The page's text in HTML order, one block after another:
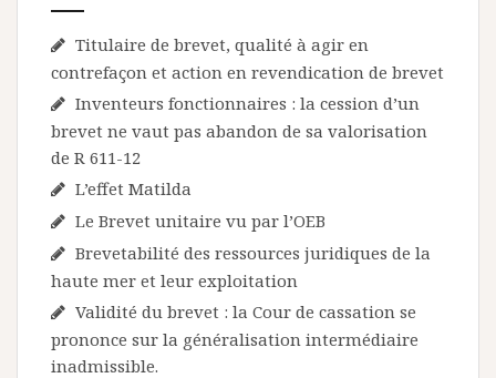
Titulaire de brevet, qualité à agir en
contrefaçon et action en revendication de brevet
Inventeurs fonctionnaires : la cession d’un
brevet ne vaut pas abandon de sa valorisation
de R 611-12
L’effet Matilda
Le Brevet unitaire vu par l’OEB
Brevetabilité des ressources juridiques de la
haute mer et leur exploitation
Validité du brevet : la Cour de cassation se
prononce sur la généralisation intermédiaire
inadmissible.